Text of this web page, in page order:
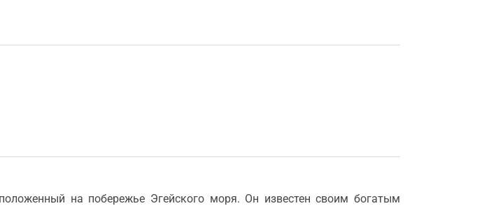
на побережье Эгейского моря. Он известен своим богатым